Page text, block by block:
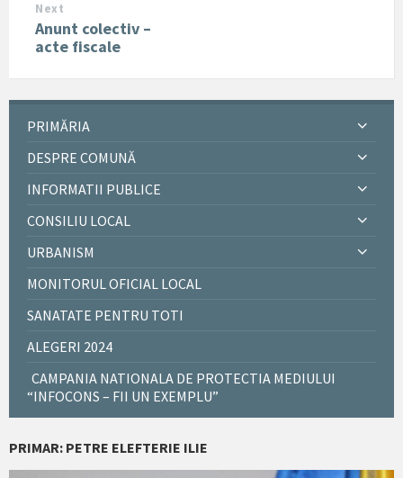
Next
Anunt colectiv –
acte fiscale
PRIMĂRIA
DESPRE COMUNĂ
INFORMATII PUBLICE
CONSILIU LOCAL
URBANISM
MONITORUL OFICIAL LOCAL
SANATATE PENTRU TOTI
ALEGERI 2024
CAMPANIA NATIONALA DE PROTECTIA MEDIULUI
“INFOCONS – FII UN EXEMPLU”
PRIMAR: PETRE ELEFTERIE ILIE